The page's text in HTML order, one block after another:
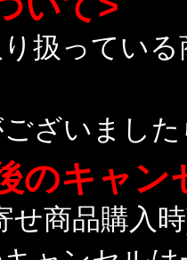
り扱ってい
ございまし
のキャン
せ商品購入